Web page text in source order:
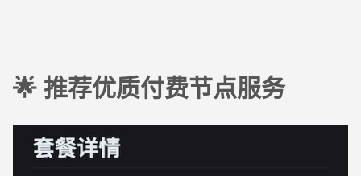
🌟 推荐优质付费节点服务